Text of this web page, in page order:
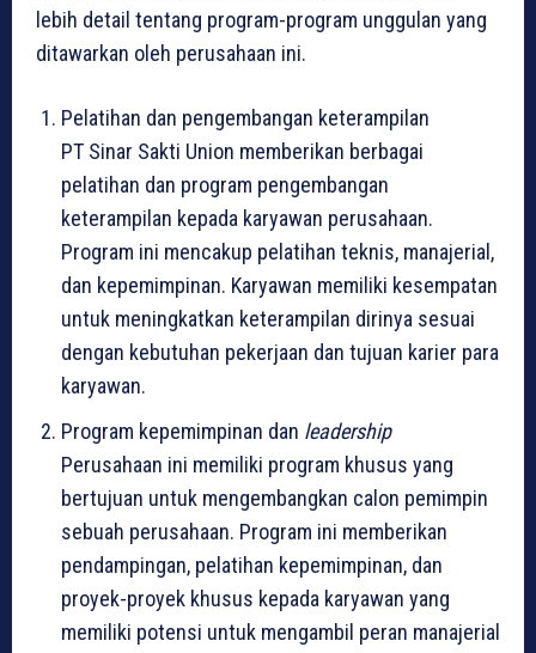
lebih detail tentang program-program unggulan yang
ditawarkan oleh perusahaan ini.
Pelatihan dan pengembangan keterampilan
PT Sinar Sakti Union memberikan berbagai
pelatihan dan program pengembangan
keterampilan kepada karyawan perusahaan.
Program ini mencakup pelatihan teknis, manajerial,
dan kepemimpinan. Karyawan memiliki kesempatan
untuk meningkatkan keterampilan dirinya sesuai
dengan kebutuhan pekerjaan dan tujuan karier para
karyawan.
Program kepemimpinan dan leadership
Perusahaan ini memiliki program khusus yang
bertujuan untuk mengembangkan calon pemimpin
sebuah perusahaan. Program ini memberikan
pendampingan, pelatihan kepemimpinan, dan
proyek-proyek khusus kepada karyawan yang
memiliki potensi untuk mengambil peran manajerial